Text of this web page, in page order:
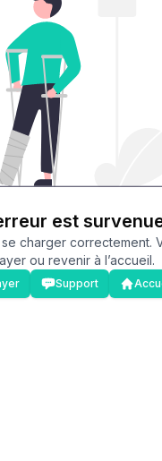
est
se charger correctement.
ou revenir à l’accueil.
Support